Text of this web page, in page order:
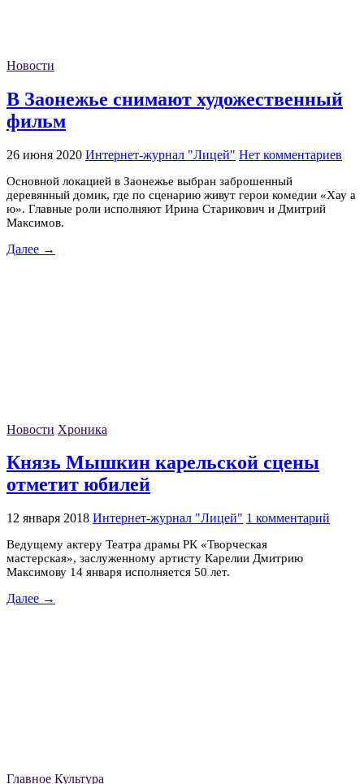
Новости
В Заонежье снимают художественный
фильм
26 июня 2020 Интернет-журнал "Лицей" Нет комментариев
Основной локацией в Заонежье выбран заброшенный
деревянный домик, где по сценарию живут герои комедии «Хау а
ю». Главные роли исполняют Ирина Старикович и Дмитрий
Максимов.
Далее →
Новости Хроника
Князь Мышкин карельской сцены
отметит юбилей
12 января 2018 Интернет-журнал "Лицей" 1 комментарий
Ведущему актеру Театра драмы РК «Творческая
мастерская», заслуженному артисту Карелии Дмитрию
Максимову 14 января исполняется 50 лет.
Далее →
Главное Культура